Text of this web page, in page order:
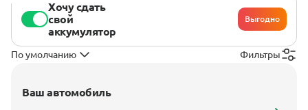
Хочу сдать
свой
аккумулятор
Выгодно
По умолчанию Фильтры
Ваш автомобиль